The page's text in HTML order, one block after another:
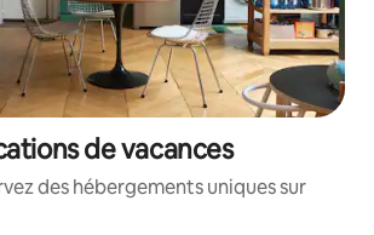
de vacances
des hébergements uniques sur